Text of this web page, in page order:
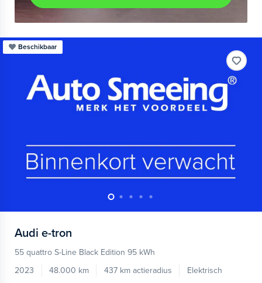
Beschikbaar
Audi e-tron
55 quattro S-Line Black Edition 95 kWh
2023
48.000 km 437 km actieradius
Elektrisch